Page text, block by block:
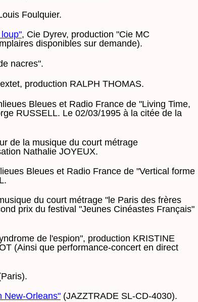
Foulquier.
, Cie Dyrev, production "Cie MC
disponibles sur demande).
nacres".
production RALPH THOMAS.
Bleues et Radio France de "Living Time,
RUSSELL. Le 02/03/1995 à la citée de la
de la musique du court métrage
Nathalie JOYEUX.
Bleues et Radio France de "Vertical forme
du court métrage "le Paris des frères
prix du festival "Jeunes Cinéastes Français"
de l'espion", production KRISTINE
(Ainsi que performance-concert en direct
New-Orleans" (JAZZTRADE SL-CD-4030).